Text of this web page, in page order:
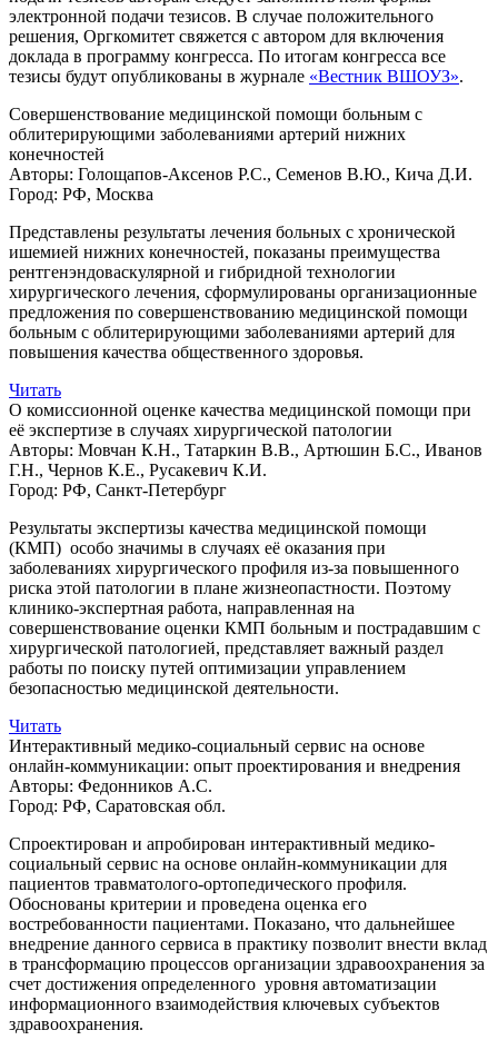
электронной подачи тезисов. В случае положительного
решения, Оргкомитет свяжется с автором для включения
доклада в программу конгресса. По итогам конгресса все
тезисы будут опубликованы в журнале «Вестник ВШОУЗ».
Совершенствование медицинской помощи больным с
облитерирующими заболеваниями артерий нижних
конечностей
Авторы: Голощапов-Аксенов Р.С., Семенов В.Ю., Кича Д.И.
Город: РФ, Москва
Представлены результаты лечения больных с хронической
ишемией нижних конечностей, показаны преимущества
рентгенэндоваскулярной и гибридной технологии
хирургического лечения, сформулированы организационные
предложения по совершенствованию медицинской помощи
больным с облитерирующими заболеваниями артерий для
повышения качества общественного здоровья.
Читать
О комиссионной оценке качества медицинской помощи при
её экспертизе в случаях хирургической патологии
Авторы: Мовчан К.Н., Татаркин В.В., Артюшин Б.С., Иванов
Г.Н., Чернов К.Е., Русакевич К.И.
Город: РФ, Санкт-Петербург
Результаты экспертизы качества медицинской помощи
(КМП) особо значимы в случаях её оказания при
заболеваниях хирургического профиля из-за повышенного
риска этой патологии в плане жизнеопастности. Поэтому
клинико-экспертная работа, направленная на
совершенствование оценки КМП больным и пострадавшим с
хирургической патологией, представляет важный раздел
работы по поиску путей оптимизации управлением
безопасностью медицинской деятельности.
Читать
Интерактивный медико-социальный сервис на основе
онлайн-коммуникации: опыт проектирования и внедрения
Авторы: Федонников А.С.
Город: РФ, Саратовская обл.
Спроектирован и апробирован интерактивный медико-
социальный сервис на основе онлайн-коммуникации для
пациентов травматолого-ортопедического профиля.
Обоснованы критерии и проведена оценка его
востребованности пациентами. Показано, что дальнейшее
внедрение данного сервиса в практику позволит внести вклад
в трансформацию процессов организации здравоохранения за
счет достижения определенного уровня автоматизации
информационного взаимодействия ключевых субъектов
здравоохранения.